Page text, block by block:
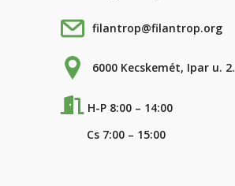
filantrop@filantrop.org
6000 Kecskemét, Ipar u. 2.
H-P 8:00 – 14:00
Cs 7:00 – 15:00